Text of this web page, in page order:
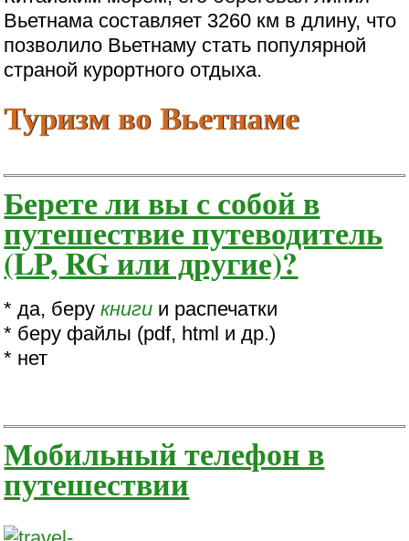
Вьетнама составляет 3260 км в длину, что
позволило Вьетнаму стать популярной
страной курортного отдыха.
Туризм во Вьетнаме
Берете ли вы с собой в
путешествие путеводитель
(LP, RG или другие)?
* да, берукниги и распечатки
* беру файлы (pdf, html и др.)
* нет
Мобильный телефон в
путешествии